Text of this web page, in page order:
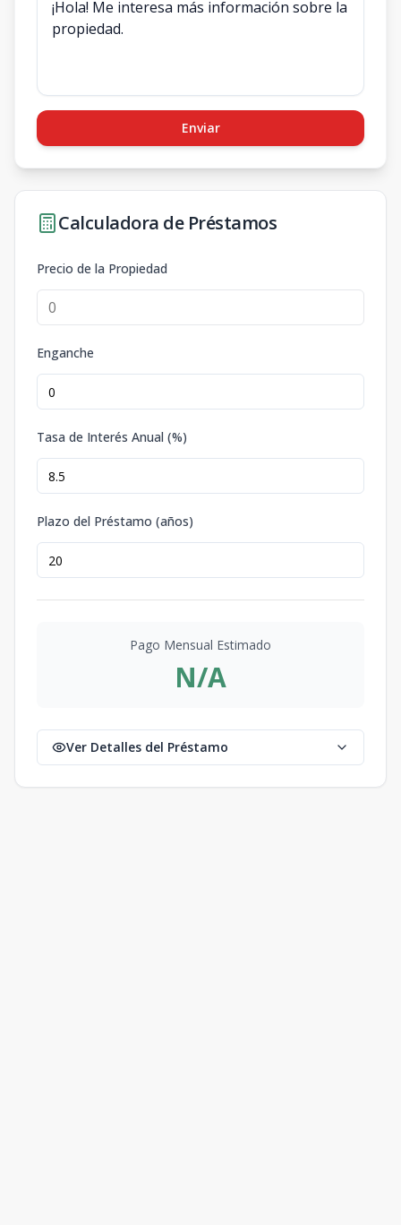
Enviar
Calculadora de Préstamos
Precio de la Propiedad
Enganche
Tasa de Interés Anual (%)
Plazo del Préstamo (años)
Pago Mensual Estimado
N/A
Ver Detalles del Préstamo